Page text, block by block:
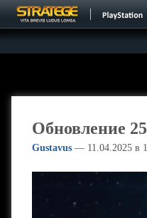
Обновление
Gustavus — 11.04.2025 в